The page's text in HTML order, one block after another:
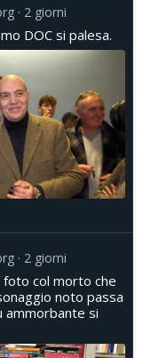
2 giorni
DOC si palesa.
2 giorni
foto col morto che
noto passa
ammorbante si